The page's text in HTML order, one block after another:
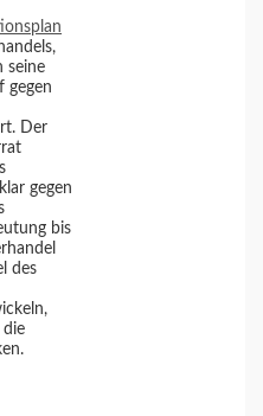
seine
gegen
Der
gegen
bis
des
die